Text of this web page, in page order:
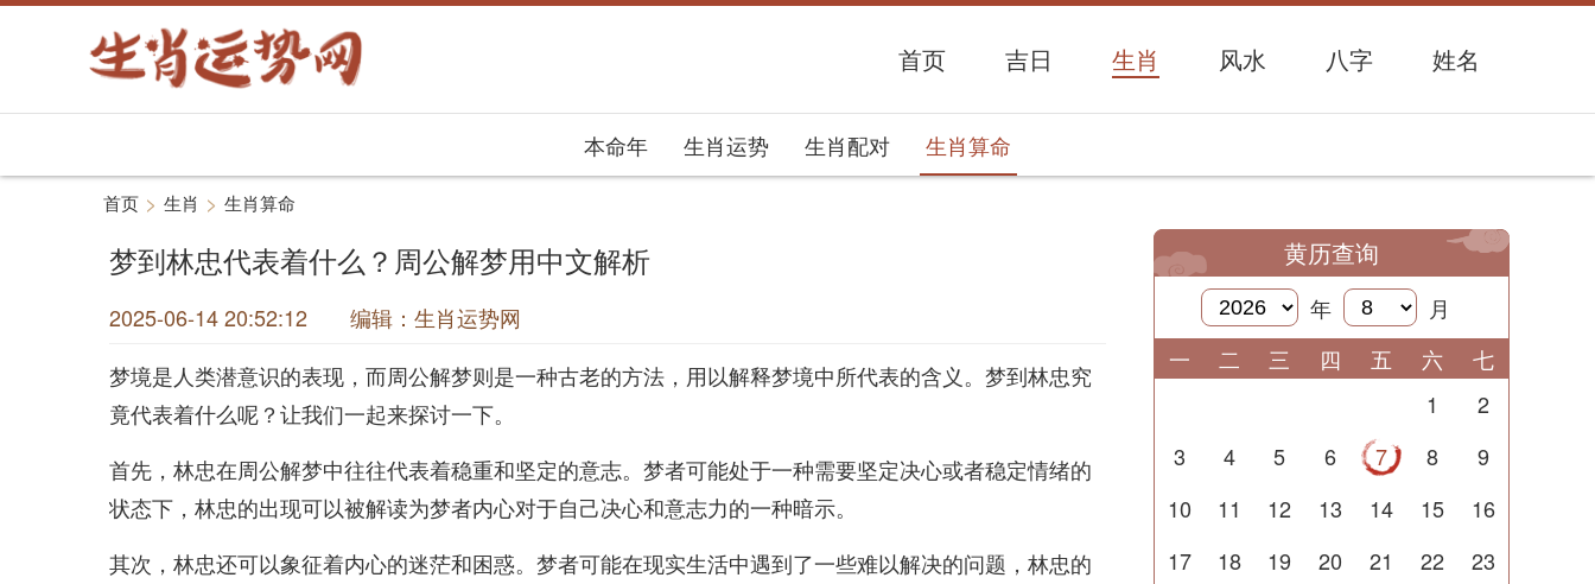
首页 吉日 生肖 风水 八字 姓名
本命年 生肖运势 生肖配对 生肖算命
首页 > 生肖 > 生肖算命
梦到林忠代表着什么？周公解梦用中文解析
2025-06-14 20:52:12 编辑：生肖运势网
梦境是人类潜意识的表现，而周公解梦则是一种古老的方法，用以解释梦境中所代表的含义。梦到林忠究
竟代表着什么呢？让我们一起来探讨一下。
首先，林忠在周公解梦中往往代表着稳重和坚定的意志。梦者可能处于一种需要坚定决心或者稳定情绪的
状态下，林忠的出现可以被解读为梦者内心对于自己决心和意志力的一种暗示。
其次，林忠还可以象征着内心的迷茫和困惑。梦者可能在现实生活中遇到了一些难以解决的问题，林忠的
黄历查询
年
月
一
二 三 四 五 六
七
1
2
3
4 5 6 7 8
9
10
11 12 13 14 15
16
17
18 19 20 21 22
23